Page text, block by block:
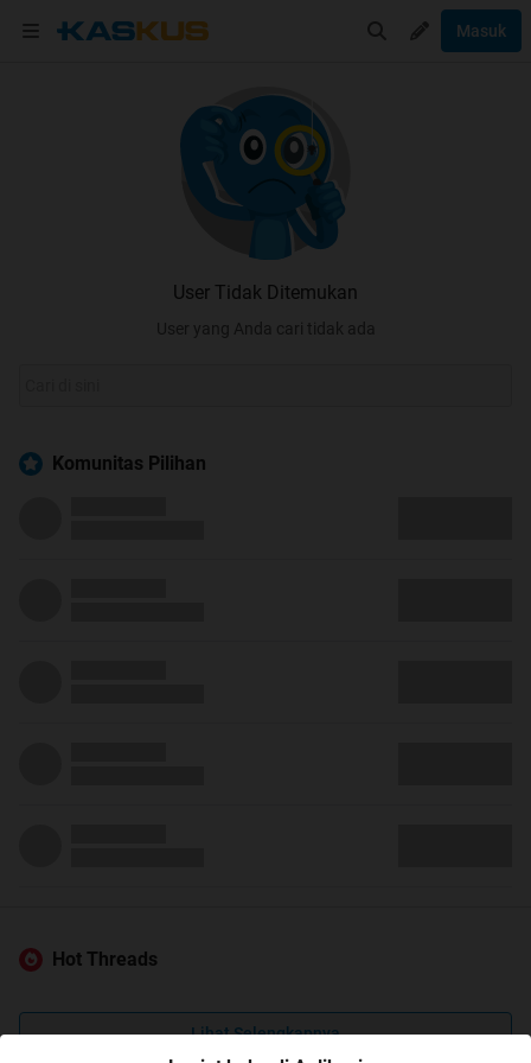
Masuk
User Tidak Ditemukan
User yang Anda cari tidak ada
Komunitas Pilihan
Hot Threads
Lihat Selengkapnya